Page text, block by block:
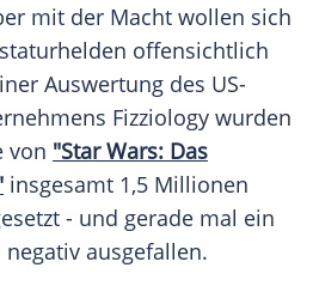
mit der Macht wollen sich
offensichtlich
Auswertung des US-
Fizziology wurden
von "Star Wars: Das
insgesamt 1,5 Millionen
- und gerade mal ein
ausgefallen.